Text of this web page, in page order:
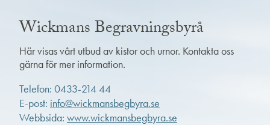
Wickmans Begravningsbyrå
Här visas vårt utbud av kistor och urnor. Kontakta oss
gärna för mer information.
Telefon: 0433-214 44
E-post: info@wickmansbegbyra.se
Webbsida: www.wickmansbegbyra.se